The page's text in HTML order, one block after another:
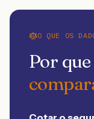
O QUE OS
Por